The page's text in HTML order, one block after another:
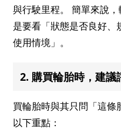
與行駛里程。 簡單來說
是要看「狀態是否良好
使用情境」。
2. 購買輪胎時，建議
買輪胎時與其只問「這
以下重點：